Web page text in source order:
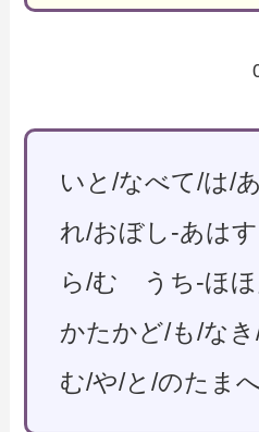
いと/なべて/は/
れ/おぼし-あは
ら/む うち-ほ
かたかど/も/な
む/や/と/のたま